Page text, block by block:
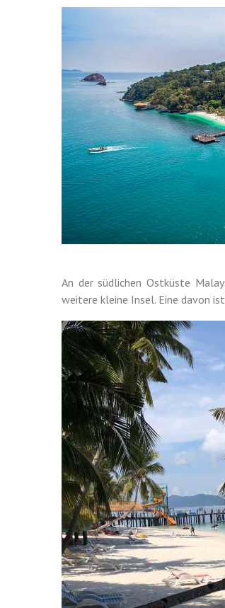
An der südlichen Ostküste
weitere kleine Insel. Eine davon